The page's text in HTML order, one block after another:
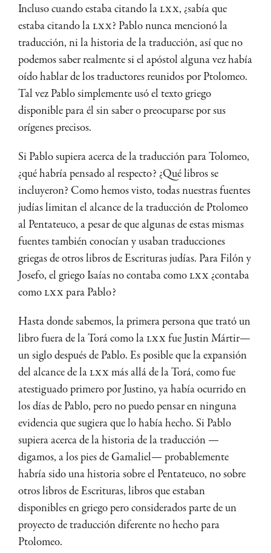
Incluso cuando estaba citando laLXX, ¿sabía que
estaba citando laLXX? Pablo nunca mencionó la
traducción, ni la historia de la traducción, así que no
podemos saber realmente si el apóstol alguna vez había
oído hablar de los traductores reunidos por Ptolomeo.
Tal vez Pablo simplemente usó el texto griego
disponible para él sin saber o preocuparse por sus
orígenes precisos.
Si Pablo supiera acerca de la traducción para Tolomeo,
¿qué habría pensado al respecto? ¿Qué libros se
incluyeron? Como hemos visto, todas nuestras fuentes
judías limitan el alcance de la traducción de Ptolomeo
al Pentateuco, a pesar de que algunas de estas mismas
fuentes también conocían y usaban traducciones
griegas de otros libros de Escrituras judías. Para Filón y
Josefo, el griego Isaías no contaba comoLXX¿contaba
comoLXX para Pablo?
Hasta donde sabemos, la primera persona que trató un
libro fuera de la Torá como laLXXfue Justin Mártir—
un siglo después de Pablo. Es posible que la expansión
del alcance de laLXXmás allá de la Torá, como fue
atestiguado primero por Justino, ya había ocurrido en
los días de Pablo, pero no puedo pensar en ninguna
evidencia que sugiera que lo había hecho. Si Pablo
supiera acerca de la historia de la traducción —
digamos, a los pies de Gamaliel— probablemente
habría sido una historia sobre el Pentateuco, no sobre
otros libros de Escrituras, libros que estaban
disponibles en griego pero considerados parte de un
proyecto de traducción diferente no hecho para
Ptolomeo.